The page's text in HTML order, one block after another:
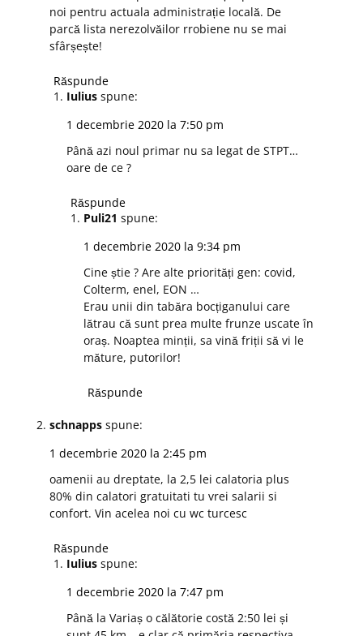
noi pentru actuala administrație locală. De
parcă lista nerezolvăilor rrobiene nu se mai
sfârșește!
Răspunde
Iulius spune:
1 decembrie 2020 la 7:50 pm
Până azi noul primar nu sa legat de STPT…
oare de ce ?
Răspunde
Puli21 spune:
1 decembrie 2020 la 9:34 pm
Cine știe ? Are alte priorități gen: covid,
Colterm, enel, EON …
Erau unii din tabăra bocțiganului care
lătrau că sunt prea multe frunze uscate în
oraș. Noaptea minții, sa vină friții să vi le
măture, putorilor!
Răspunde
schnapps spune:
1 decembrie 2020 la 2:45 pm
oamenii au dreptate, la 2,5 lei calatoria plus
80% din calatori gratuitati tu vrei salarii si
confort. Vin acelea noi cu wc turcesc
Răspunde
Iulius spune:
1 decembrie 2020 la 7:47 pm
Până la Variaș o călătorie costă 2:50 lei și